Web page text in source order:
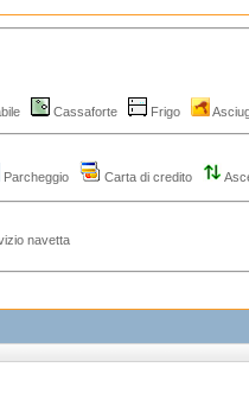
Cassaforte Frigo
Parcheggio Carta di credito
navetta